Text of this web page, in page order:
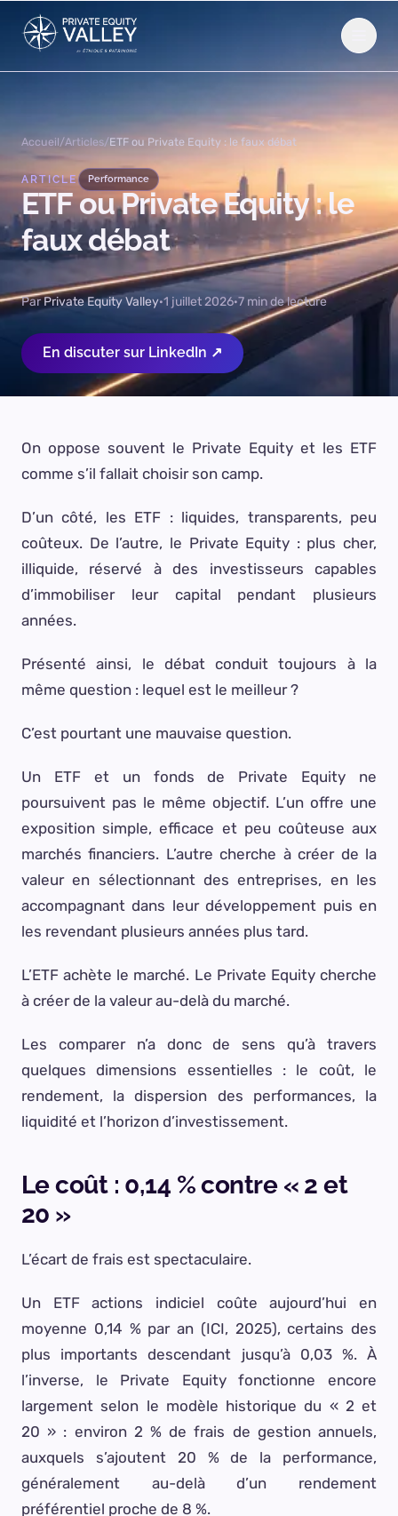
Aller au contenu
Accueil/Articles/ETF ou Private Equity : le faux débat
ARTICLE Performance
ETFouPrivateEquity:le
faux débat
ParPrivate Equity Valley·1 juillet 2026·7 min de lecture
En discuter sur LinkedIn ↗
On oppose souvent le Private Equity et les ETF
comme s’il fallait choisir son camp.
D’un côté, les ETF : liquides, transparents, peu
coûteux. De l’autre, le Private Equity : plus cher,
illiquide, réservé à des investisseurs capables
d’immobiliser leur capital pendant plusieurs
années.
Présenté ainsi, le débat conduit toujours à la
même question : lequel est le meilleur ?
C’est pourtant une mauvaise question.
Un ETF et un fonds de Private Equity ne
poursuivent pas le même objectif. L’un offre une
exposition simple, efficace et peu coûteuse aux
marchés financiers. L’autre cherche à créer de la
valeur en sélectionnant des entreprises, en les
accompagnant dans leur développement puis en
les revendant plusieurs années plus tard.
L’ETF achète le marché. Le Private Equity cherche
à créer de la valeur au-delà du marché.
Les comparer n’a donc de sens qu’à travers
quelques dimensions essentielles : le coût, le
rendement, la dispersion des performances, la
liquidité et l’horizon d’investissement.
Le coût : 0,14 % contre « 2 et
20 »
L’écart de frais est spectaculaire.
Un ETF actions indiciel coûte aujourd’hui en
moyenne 0,14 % par an (ICI, 2025), certains des
plus importants descendant jusqu’à 0,03 %. À
l’inverse, le Private Equity fonctionne encore
largement selon le modèle historique du « 2 et
20 » : environ 2 % de frais de gestion annuels,
auxquels s’ajoutent 20 % de la performance,
généralement au-delà d’un rendement
préférentiel proche de 8 %.